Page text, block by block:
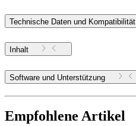
Technische Daten und Kompatibilität
Inhalt
Software und Unterstützung
Empfohlene Artikel